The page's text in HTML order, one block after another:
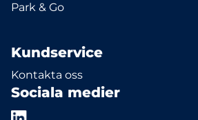
Park & Go
Kundservice
Kontakta oss
Sociala medier